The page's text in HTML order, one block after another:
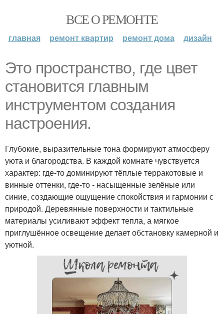
ВСЕ О РЕМОНТЕ
главная ремонт квартир ремонт дома дизайн
Это пространство, где цвет
становится главным
инструментом создания
настроения.
Глубокие, выразительные тона формируют атмосферу
уюта и благородства. В каждой комнате чувствуется
характер: где-то доминируют тёплые терракотовые и
винные оттенки, где-то - насыщенные зелёные или
синие, создающие ощущение спокойствия и гармонии с
природой. Деревянные поверхности и тактильные
материалы усиливают эффект тепла, а мягкое
приглушённое освещение делает обстановку камерной и
уютной.